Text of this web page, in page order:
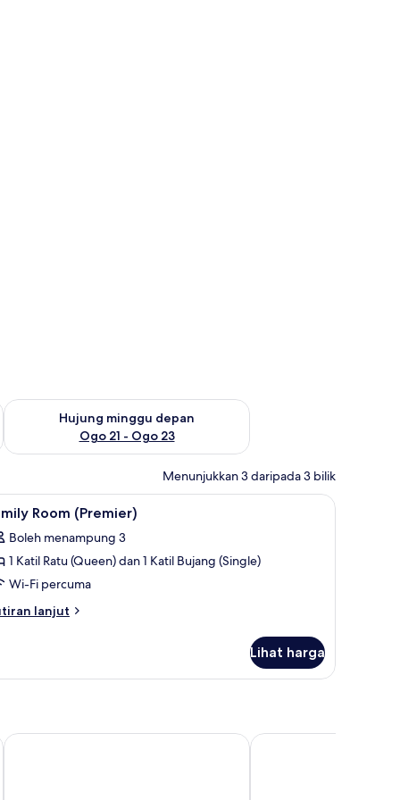
ini Ogo 14 - Ogo 16
Hujung minggu depan
Ogo 21 - Ogo 23
Semak ketersediaan untuk hujung minggu depan Ogo 21 -
Menunjukkan 3 daripada 3 bilik
Meja, seterika/papan seterika, Wi-fi percuma
4 Room (Premier)
Boleh menampung 3
1 Katil Ratu (Queen) dan 1 Katil Bujang (Single)
Wi-Fi percuma
lanjut
Lihat harga
Asia Premium Hotel Kuala TerengganuRimba Hotel